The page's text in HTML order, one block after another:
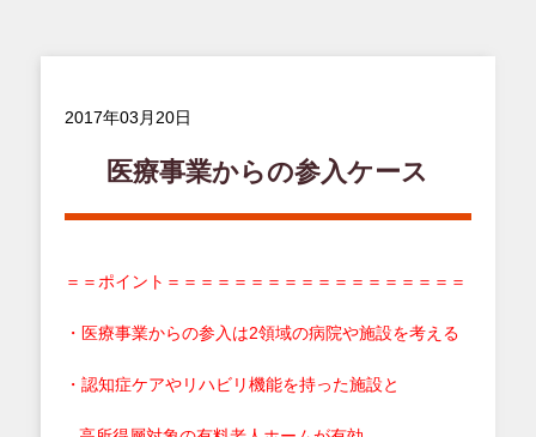
2017年03月20日
医療事業からの参入ケース
＝＝ポイント＝＝＝＝＝＝＝＝＝＝＝＝＝＝＝＝＝＝
・医療事業からの参入は2領域の病院や施設を考える
・認知症ケアやリハビリ機能を持った施設と